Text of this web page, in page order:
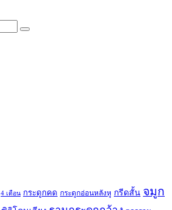
4 เดือน กระดูกคด กระดูกอ่อนหลังหู กรีดสั้น จมูก